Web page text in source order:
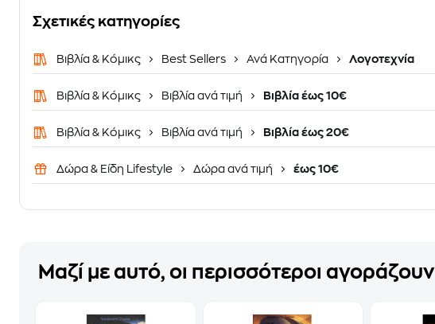
Σχετικές κατηγορίες
Βιβλία & Κόμικς Best Sellers Ανά Κατηγορία Λογοτεχνία
Βιβλία & Κόμικς Βιβλία ανά τιμή Βιβλία έως 10€
Βιβλία & Κόμικς Βιβλία ανά τιμή Βιβλία έως 20€
Δώρα & Είδη Lifestyle Δώρα ανά τιμή έως 10€
Μαζί με αυτό, οι περισσότεροι αγοράζουν